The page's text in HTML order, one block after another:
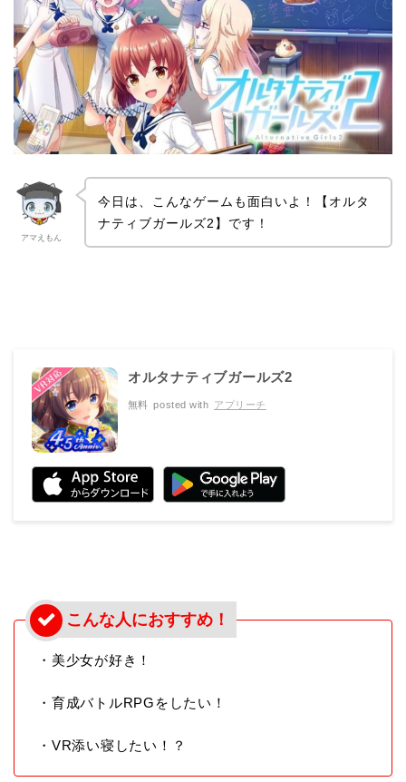
アマえもん
今日は、こんなゲームも面白いよ！【オルタ
ナティブガールズ2】です！
オルタナティブガールズ2
無料 posted with アプリーチ
・美少女が好き！
・育成バトルRPGをしたい！
・VR添い寝したい！？